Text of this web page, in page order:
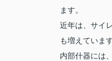
ます。
近年は、サイ
も増えています
内部什器には